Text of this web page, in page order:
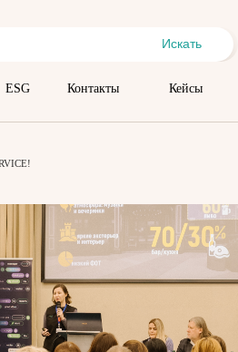
ESG Контакты Кейсы
Искать